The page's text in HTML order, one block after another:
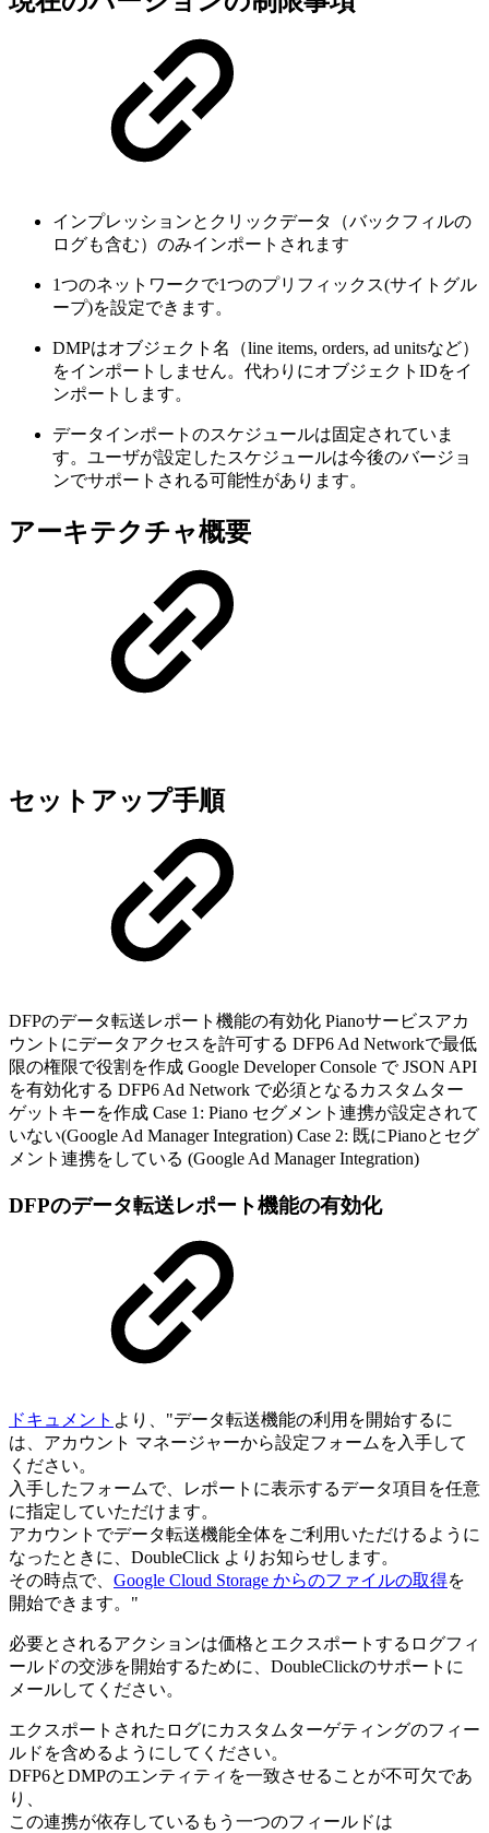
インプレッションとクリックデータ（バックフィルの
ログも含む）のみインポートされます
1つのネットワークで1つのプリフィックス(サイトグル
ープ)を設定できます。
DMPはオブジェクト名（line items, orders, ad unitsなど）
をインポートしません。代わりにオブジェクトIDをイ
ンポートします。
データインポートのスケジュールは固定されていま
す。ユーザが設定したスケジュールは今後のバージョ
ンでサポートされる可能性があります。
アーキテクチャ概要
セットアップ手順
DFPのデータ転送レポート機能の有効化 Pianoサービスアカ
ウントにデータアクセスを許可する DFP6 Ad Networkで最低
限の権限で役割を作成 Google Developer Console で JSON API
を有効化する DFP6 Ad Network で必須となるカスタムター
ゲットキーを作成 Case 1: Piano セグメント連携が設定されて
いない(Google Ad Manager Integration) Case 2: 既にPianoとセグ
メント連携をしている (Google Ad Manager Integration)
DFPのデータ転送レポート機能の有効化
ドキュメント より、"データ転送機能の利用を開始するに
は、アカウント マネージャーから設定フォームを入手して
ください。
入手したフォームで、レポートに表示するデータ項目を任意
に指定していただけます。
アカウントでデータ転送機能全体をご利用いただけるように
なったときに、DoubleClick よりお知らせします。
その時点で、 Google Cloud Storage からのファイルの取得を
開始できます。 "
必要とされるアクションは価格とエクスポートするログフィ
ールドの交渉を開始するために、DoubleClickのサポートに
メールしてください。
エクスポートされたログにカスタムターゲティングのフィー
ルドを含めるようにしてください。
DFP6とDMPのエンティティを一致させることが不可欠であ
り、
この連携が依存しているもう一つのフィールドは